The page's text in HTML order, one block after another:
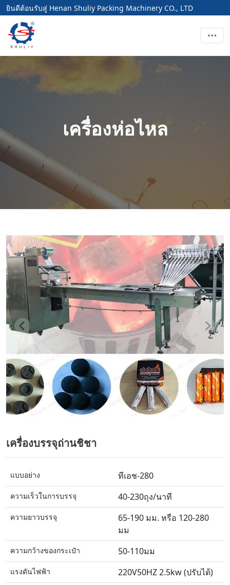
ยินดีต้อนรับสู่ Henan Shuliy Packing Machinery CO., LTD
เครื่องห่อไหล
เครื่องบรรจุถ่านชิชา
แบบอย่าง ทีเอช-280
ความเร็วในการบรรจุ 40-230ถุง/นาที
ความยาวบรรจุ
65-190 มม. หรือ 120-280
มม
ความกว้างของกระเป๋า 50-110มม
แรงดันไฟฟ้า 220V50HZ 2.5kw (ปรับได้)